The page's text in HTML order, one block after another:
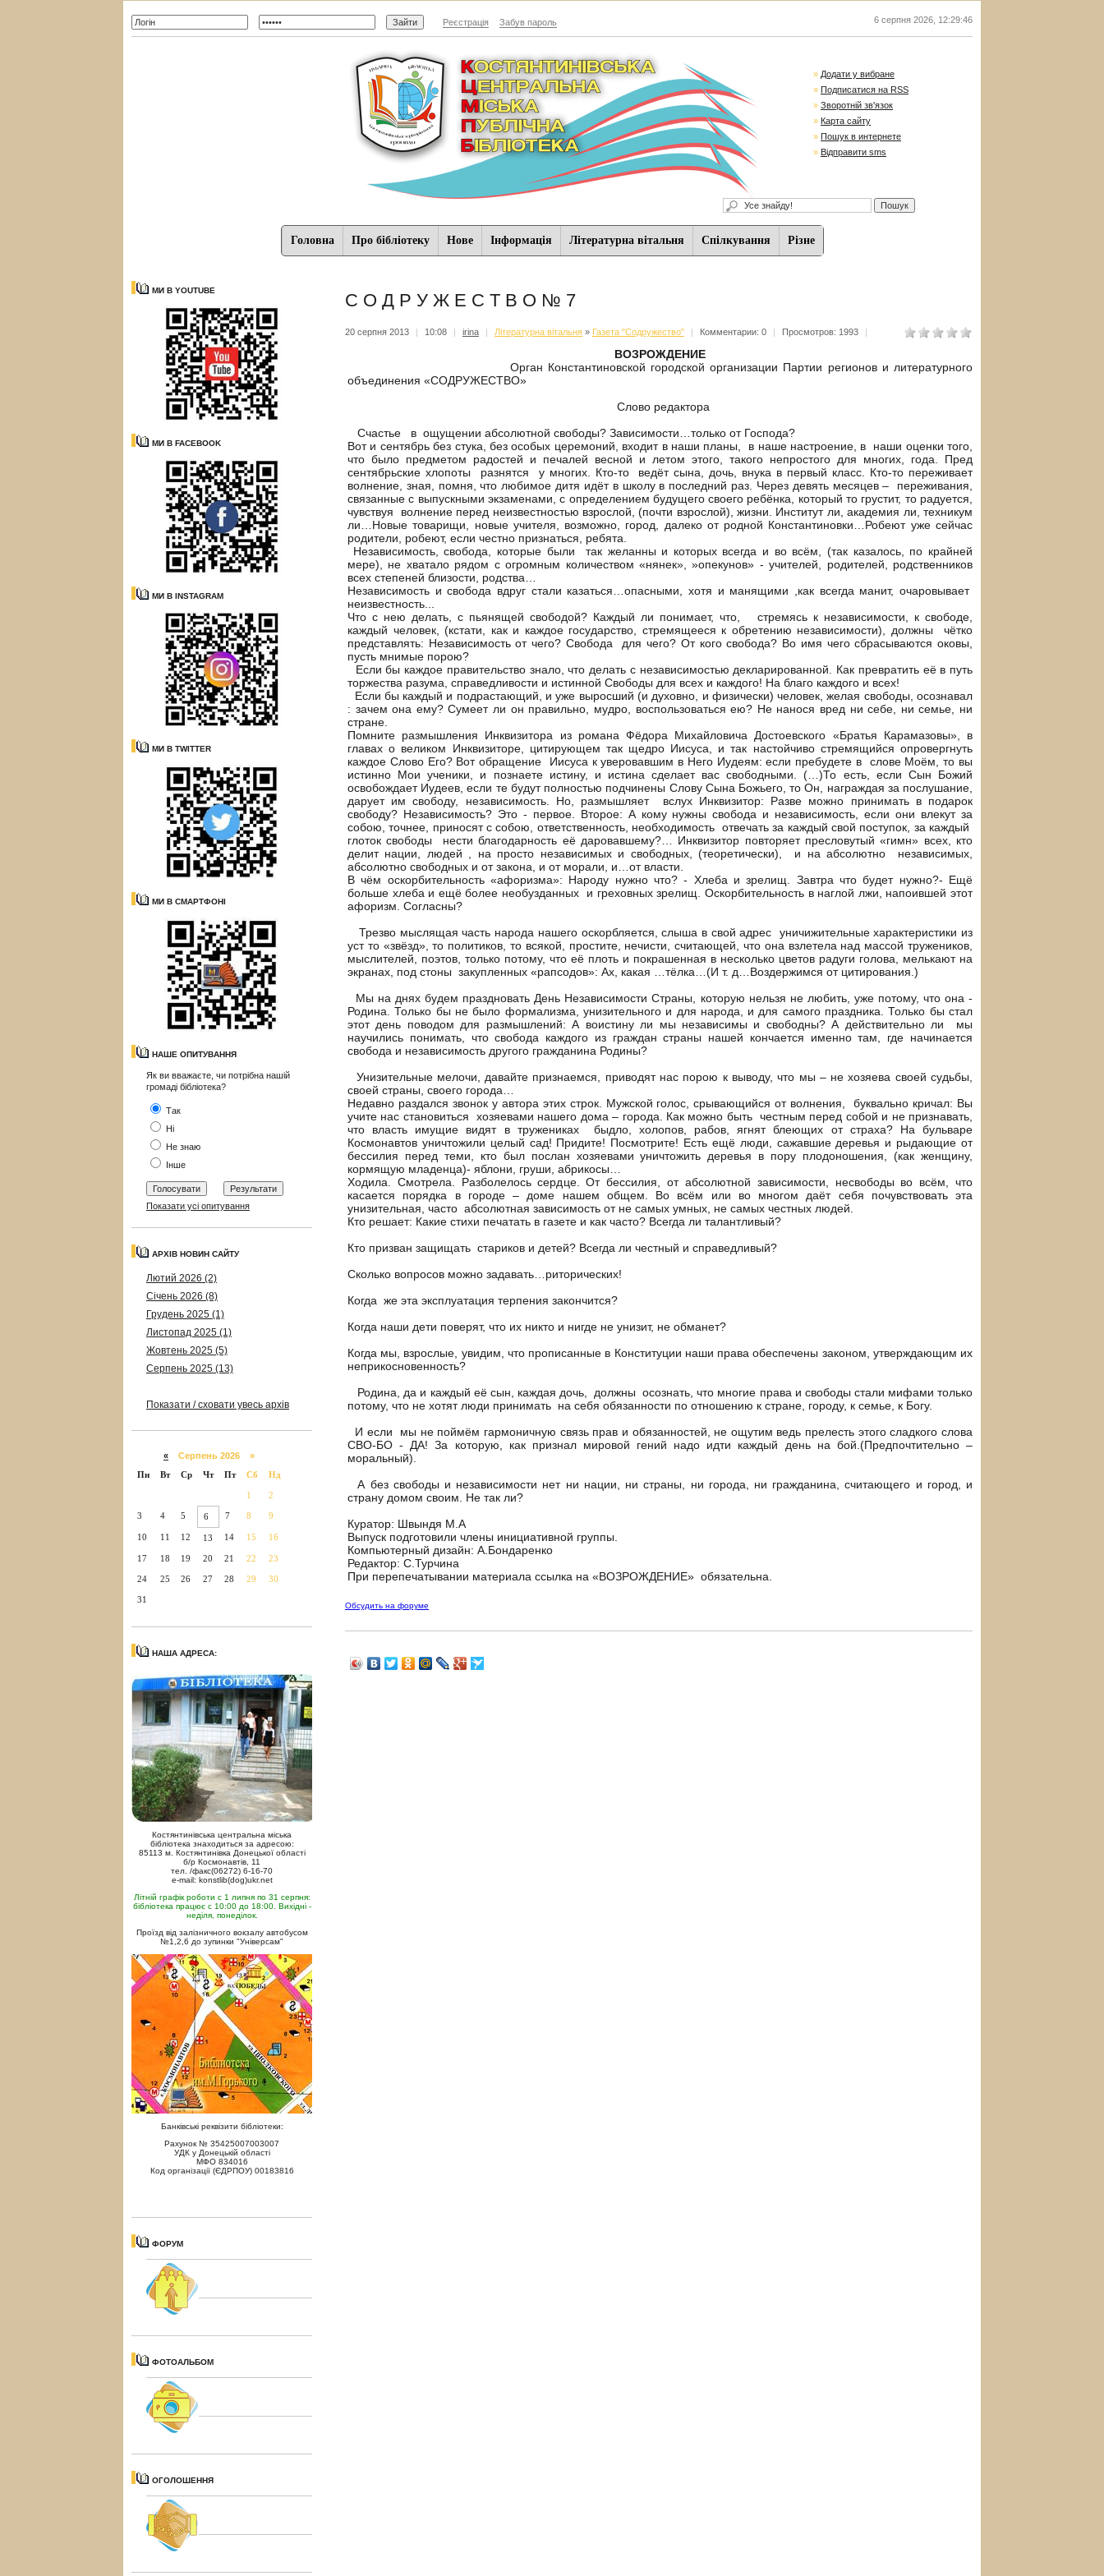
Реєстрація Забув пароль 6 серпня 2026 12:29:46
» Додати у вибране
» Подписатися на RSS
» Зворотній зв'язок
» Карта сайту
» Пошук в интернете
» Відправити sms
Головна Про бібліотеку Нове Iнформацiя Літературна вітальня Спiлкування Різне
МИ В YOUTUBE
МИ В FACEBOOK
МИ В INSTAGRAM
МИ В TWITTER
МИ В СМАРТФОНІ
НАШЕ ОПИТУВАННЯ
Як ви вважаєте, чи потрібна нашій
громаді бібліотека?
Так
Ні
Не знаю
Інше
Показати усі опитування
АРХІВ НОВИН САЙТУ
Лютий 2026 (2)
Січень 2026 (8)
Грудень 2025 (1)
Листопад 2025 (1)
Жовтень 2025 (5)
Серпень 2025 (13)
Показати / сховати увесь архів
« Серпень 2026 »
Пн
Вт Ср Чт Пт Сб Нд
1 2
3 4 5 6 7 8 9
10 11 12 13 14 15 16
17 18 19 20 21 22 23
24 25 26 27 28 29 30
31
НАША АДРЕСА:
Костянтинівська центральна міська
бібліотека знаходиться за адресою:
85113 м. Костянтинівка Донецької області
б/р Космонавтів, 11
тел. /факс(06272) 6-16-70
e-mail: konstlib(dog)ukr.net
Літній графік роботи с 1 липня по 31 серпня:
бібліотека працює с 10:00 до 18:00. Вихідні -
неділя, понеділок.
Проїзд від залізничного вокзалу автобусом
№1,2,6 до зупинки "Універсам"
Банківські реквізити бібліотеки:
Рахунок № 35425007003007
УДК у Донецькій області
МФО 834016
Код організації (ЄДРПОУ) 00183816
ФОРУМ
ФОТОАЛЬБОМ
ОГОЛОШЕННЯ
С О Д Р У Ж Е С Т В О № 7
20 серпня 2013 | 10:08 | irina | Літературна вітальня » Газета "Содружество" | Комментарии: 0 | Просмотров: 1993 |
ВОЗРОЖДЕНИЕ
Орган Константиновской городской организации Партии регионов и литературного
объединения «СОДРУЖЕСТВО»
Слово редактора
Счастье в ощущении абсолютной свободы? Зависимости…только от Господа?
Вот и сентябрь без стука, без особых церемоний, входит в наши планы, в наше настроение, в наши оценки того,
что было предметом радостей и печалей весной и летом этого, такого непростого для многих, года. Пред
сентябрьские хлопоты разнятся у многих. Кто-то ведёт сына, дочь, внука в первый класс. Кто-то переживает
волнение, зная, помня, что любимое дитя идёт в школу в последний раз. Через девять месяцев – переживания,
связанные с выпускными экзаменами, с определением будущего своего ребёнка, который то грустит, то радуется,
чувствуя волнение перед неизвестностью взрослой, (почти взрослой), жизни. Институт ли, академия ли, техникум
ли…Новые товарищи, новые учителя, возможно, город, далеко от родной Константиновки…Робеют уже сейчас
родители, робеют, если честно признаться, ребята.
Независимость, свобода, которые были так желанны и которых всегда и во всём, (так казалось, по крайней
мере), не хватало рядом с огромным количеством «нянек», »опекунов» - учителей, родителей, родственников
всех степеней близости, родства…
Независимость и свобода вдруг стали казаться…опасными, хотя и манящими ,как всегда манит, очаровывает
неизвестность...
Что с нею делать, с пьянящей свободой? Каждый ли понимает, что, стремясь к независимости, к свободе,
каждый человек, (кстати, как и каждое государство, стремящееся к обретению независимости), должны чётко
представлять: Независимость от чего? Свобода для чего? От кого свобода? Во имя чего сбрасываются оковы,
пусть мнимые порою?
Если бы каждое правительство знало, что делать с независимостью декларированной. Как превратить её в путь
торжества разума, справедливости и истинной Свободы для всех и каждого! На благо каждого и всех!
Если бы каждый и подрастающий, и уже выросший (и духовно, и физически) человек, желая свободы, осознавал
: зачем она ему? Сумеет ли он правильно, мудро, воспользоваться ею? Не нанося вред ни себе, ни семье, ни
стране.
Помните размышления Инквизитора из романа Фёдора Михайловича Достоевского «Братья Карамазовы», в
главах о великом Инквизиторе, цитирующем так щедро Иисуса, и так настойчиво стремящийся опровергнуть
каждое Слово Его? Вот обращение Иисуса к уверовавшим в Него Иудеям: если пребудете в слове Моём, то вы
истинно Мои ученики, и познаете истину, и истина сделает вас свободными. (…)То есть, если Сын Божий
освобождает Иудеев, если те будут полностью подчинены Слову Сына Божьего, то Он, награждая за послушание,
дарует им свободу, независимость. Но, размышляет вслух Инквизитор: Разве можно принимать в подарок
свободу? Независимость? Это - первое. Второе: А кому нужны свобода и независимость, если они влекут за
собою, точнее, приносят с собою, ответственность, необходимость отвечать за каждый свой поступок, за каждый
глоток свободы нести благодарность её даровавшему?… Инквизитор повторяет пресловутый «гимн» всех, кто
делит нации, людей , на просто независимых и свободных, (теоретически), и на абсолютно независимых,
абсолютно свободных и от закона, и от морали, и…от власти.
В чём оскорбительность «афоризма»: Народу нужно что? - Хлеба и зрелищ. Завтра что будет нужно?- Ещё
больше хлеба и ещё более необузданных и греховных зрелищ. Оскорбительность в наглой лжи, напоившей этот
афоризм. Согласны?
Трезво мыслящая часть народа нашего оскорбляется, слыша в свой адрес уничижительные характеристики из
уст то «звёзд», то политиков, то всякой, простите, нечисти, считающей, что она взлетела над массой тружеников,
мыслителей, поэтов, только потому, что её плоть и покрашенная в несколько цветов радуги голова, мелькают на
экранах, под стоны закупленных «рапсодов»: Ах, какая …тёлка…(И т. д…Воздержимся от цитирования.)
Мы на днях будем праздновать День Независимости Страны, которую нельзя не любить, уже потому, что она -
Родина. Только бы не было формализма, унизительного и для народа, и для самого праздника. Только бы стал
этот день поводом для размышлений: А воистину ли мы независимы и свободны? А действительно ли мы
научились понимать, что свобода каждого из граждан страны нашей кончается именно там, где начинается
свобода и независимость другого гражданина Родины?
Унизительные мелочи, давайте признаемся, приводят нас порою к выводу, что мы – не хозяева своей судьбы,
своей страны, своего города…
Недавно раздался звонок у автора этих строк. Мужской голос, срывающийся от волнения, буквально кричал: Вы
учите нас становиться хозяевами нашего дома – города. Как можно быть честным перед собой и не признавать,
что власть имущие видят в тружениках быдло, холопов, рабов, ягнят блеющих от страха? На бульваре
Космонавтов уничтожили целый сад! Придите! Посмотрите! Есть ещё люди, сажавшие деревья и рыдающие от
бессилия перед теми, кто был послан хозяевами уничтожить деревья в пору плодоношения, (как женщину,
кормящую младенца)- яблони, груши, абрикосы…
Ходила. Смотрела. Разболелось сердце. От бессилия, от абсолютной зависимости, несвободы во всём, что
касается порядка в городе – доме нашем общем. Во всём или во многом даёт себя почувствовать эта
унизительная, часто абсолютная зависимость от не самых умных, не самых честных людей.
Кто решает: Какие стихи печатать в газете и как часто? Всегда ли талантливый?
Кто призван защищать стариков и детей? Всегда ли честный и справедливый?
Сколько вопросов можно задавать…риторических!
Когда же эта эксплуатация терпения закончится?
Когда наши дети поверят, что их никто и нигде не унизит, не обманет?
Когда мы, взрослые, увидим, что прописанные в Конституции наши права обеспечены законом, утверждающим их
неприкосновенность?
Родина, да и каждый её сын, каждая дочь, должны осознать, что многие права и свободы стали мифами только
потому, что не хотят люди принимать на себя обязанности по отношению к стране, городу, к семье, к Богу.
И если мы не поймём гармоничную связь прав и обязанностей, не ощутим ведь прелесть этого сладкого слова
СВО-БО - ДА! За которую, как признал мировой гений надо идти каждый день на бой.(Предпочтительно –
моральный).
А без свободы и независимости нет ни нации, ни страны, ни города, ни гражданина, считающего и город, и
страну домом своим. Не так ли?
Куратор: Швындя М.А
Выпуск подготовили члены инициативной группы.
Компьютерный дизайн: А.Бондаренко
Редактор: С.Турчина
При перепечатывании материала ссылка на «ВОЗРОЖДЕНИЕ» обязательна.
Обсудить на форуме